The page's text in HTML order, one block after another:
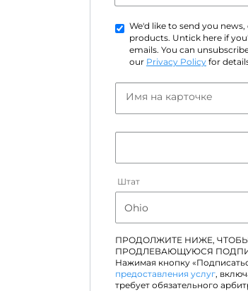
We'd like to send you
products. Untick here if
emails. You can
our Privacy Policy for
Имя на карточке
Штат
ПРОДОЛЖИТЕ НИЖЕ,
ПРОДЛЕВАЮЩУЮСЯ
Нажимая кнопку
предоставления услуг,
требует обязательного